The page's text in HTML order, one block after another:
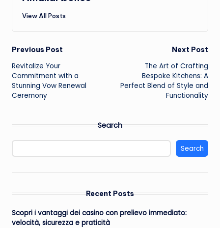
View All Posts
Post
navigation
Previous Post
Revitalize Your
Commitment with a
Stunning Vow Renewal
Ceremony
Next Post
The Art of Crafting
Bespoke Kitchens: A
Perfect Blend of Style and
Functionality
Search
Search
Recent Posts
Scopri i vantaggi dei casino con prelievo immediato:
velocità, sicurezza e praticità